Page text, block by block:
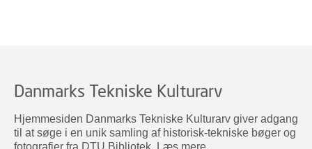
Danmarks Tekniske Kulturarv
Hjemmesiden Danmarks Tekniske Kulturarv giver adgang
til at søge i en unik samling af historisk-tekniske bøger og
fotografier fra DTU Bibliotek. Læs mere.